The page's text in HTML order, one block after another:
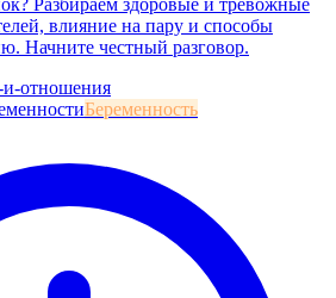
Разбираем здоровые и тревожные
влияние на пару и способы
Начните честный разговор.
отношения
Беременность